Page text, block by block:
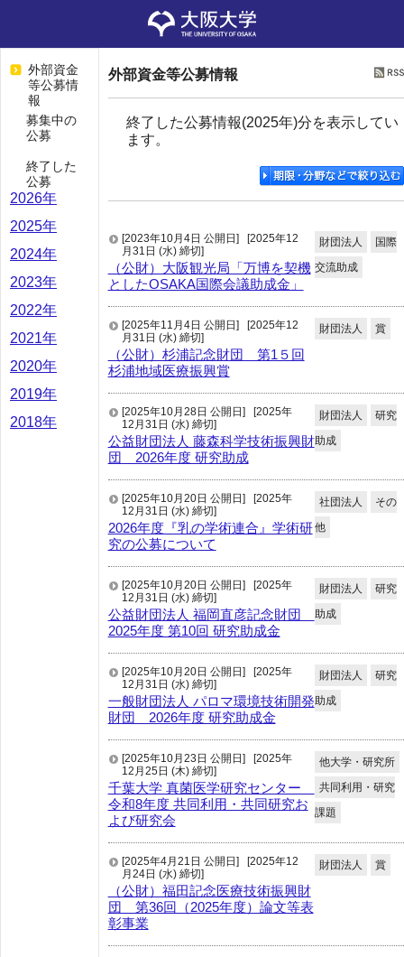
外部資金
等公募情
報
募集中の
公募
終了した
公募
2026年
2025年
2024年
2023年
2022年
2021年
2020年
2019年
2018年
外部資金等公募情報
終了した公募情報(2025年)分を表示してい
ます。
[2023年10月4日 公開日]
[2025年12
月31日 (水) 締切]
（公財）大阪観光局「万博を契機
としたOSAKA国際会議助成金」
財団法人
国際
交流助成
[2025年11月4日 公開日]
[2025年12
月31日 (水) 締切]
（公財）杉浦記念財団 第1５回
杉浦地域医療振興賞
財団法人 賞
[2025年10月28日 公開日]
[2025年
12月31日 (水) 締切]
公益財団法人 藤森科学技術振興財
団 2026年度 研究助成
財団法人
研究
助成
[2025年10月20日 公開日]
[2025年
12月31日 (水) 締切]
2026年度『乳の学術連合』学術研
究の公募について
社団法人
その
他
[2025年10月20日 公開日]
[2025年
12月31日 (水) 締切]
公益財団法人 福岡直彦記念財団
2025年度 第10回 研究助成金
財団法人
研究
助成
[2025年10月20日 公開日]
[2025年
12月31日 (水) 締切]
一般財団法人 パロマ環境技術開発
財団 2026年度 研究助成金
財団法人
研究
助成
[2025年10月23日 公開日]
[2025年
12月25日 (木) 締切]
千葉大学 真菌医学研究センター
令和8年度 共同利用・共同研究お
よび研究会
他大学・研究所
共同利用・研究
課題
[2025年4月21日 公開日]
[2025年12
月24日 (水) 締切]
（公財）福田記念医療技術振興財
団 第36回（2025年度）論文等表
彰事業
財団法人 賞